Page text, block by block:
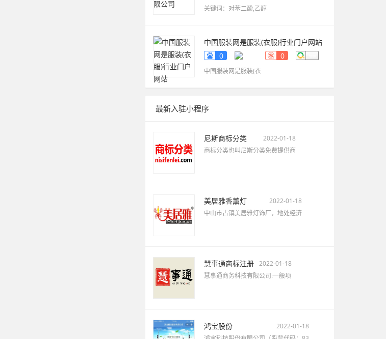
关键词：对苯二酚,乙醇
中国服装网是服装(衣服)行业门户网站
fuzhuang.qiyeku.cn
0 0
中国服装网是服装(衣
最新入驻小程序
尼斯商标分类
2022-01-18
商标分类也叫尼斯分类免费提供商
美居雅香薰灯
2022-01-18
中山市古镇美居雅灯饰厂，地处经济
慧事通商标注册 2022-01-18
慧事通商务科技有限公司:一般项
鸿宝股份
2022-01-18